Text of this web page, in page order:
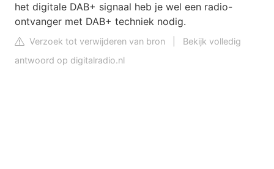
het digitale DAB+ signaal heb je wel een radio-
ontvanger met DAB+ techniek nodig.
Verzoek tot verwijderen van bron
Bekijk volledig
antwoord op digitalradio.nl